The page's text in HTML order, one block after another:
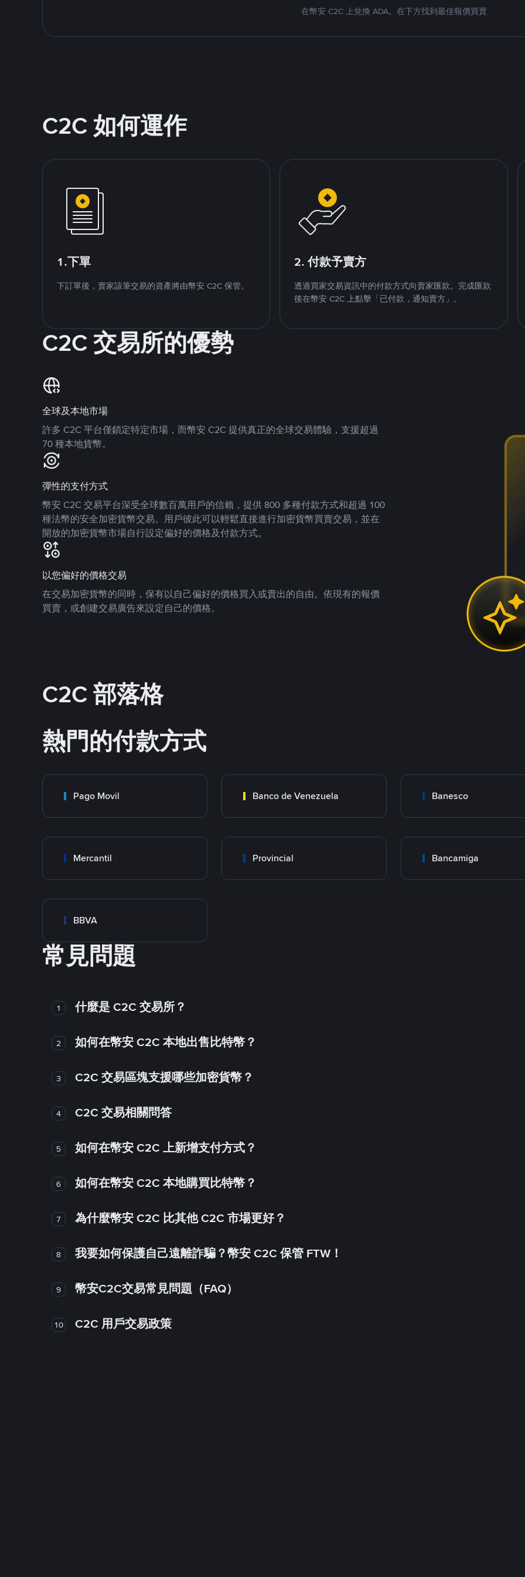
在幣安 C2C 上兌換 ADA。在下方找到最佳報價買賣
C2C 如何運作
1.下單
下訂單後，賣家該筆交易的資產將由幣安 C2C 保管。
2. 付款予賣方
透過買家交易資訊中的付款方式向賣家匯款。完成匯款
後在幣安 C2C 上點擊「已付款，通知賣方」。
C2C 交易所的優勢
全球及本地市場
許多 C2C 平台僅鎖定特定市場，而幣安 C2C 提供真正的全球交易體驗，支援超過
70 種本地貨幣。
彈性的支付方式
幣安 C2C 交易平台深受全球數百萬用戶的信賴，提供 800 多種付款方式和超過 100
種法幣的安全加密貨幣交易。用戶彼此可以輕鬆直接進行加密貨幣買賣交易，並在
開放的加密貨幣市場自行設定偏好的價格及付款方式。
以您偏好的價格交易
在交易加密貨幣的同時，保有以自己偏好的價格買入或賣出的自由。依現有的報價
買賣，或創建交易廣告來設定自己的價格。
C2C 部落格
熱門的付款方式
Pago Movil Banco de Venezuela Banesco
Mercantil Provincial Bancamiga
BBVA
常見問題
1 什麼是 C2C 交易所？
2 如何在幣安 C2C 本地出售比特幣？
3 C2C 交易區塊支援哪些加密貨幣？
4 C2C 交易相關問答
5 如何在幣安 C2C 上新增支付方式？
6 如何在幣安 C2C 本地購買比特幣？
7 為什麼幣安 C2C 比其他 C2C 市場更好？
8 我要如何保護自己遠離詐騙？幣安 C2C 保管 FTW！
9 幣安C2C交易常見問題（FAQ）
10 C2C 用戶交易政策